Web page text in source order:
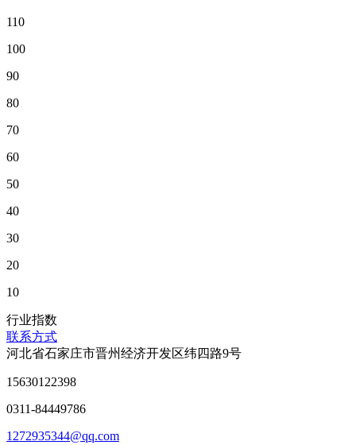
110
100
90
80
70
60
50
40
30
20
10
行业指数
联系方式
河北省石家庄市晋州经济开发区纬四路9号
15630122398
0311-84449786
1272935344@qq.com